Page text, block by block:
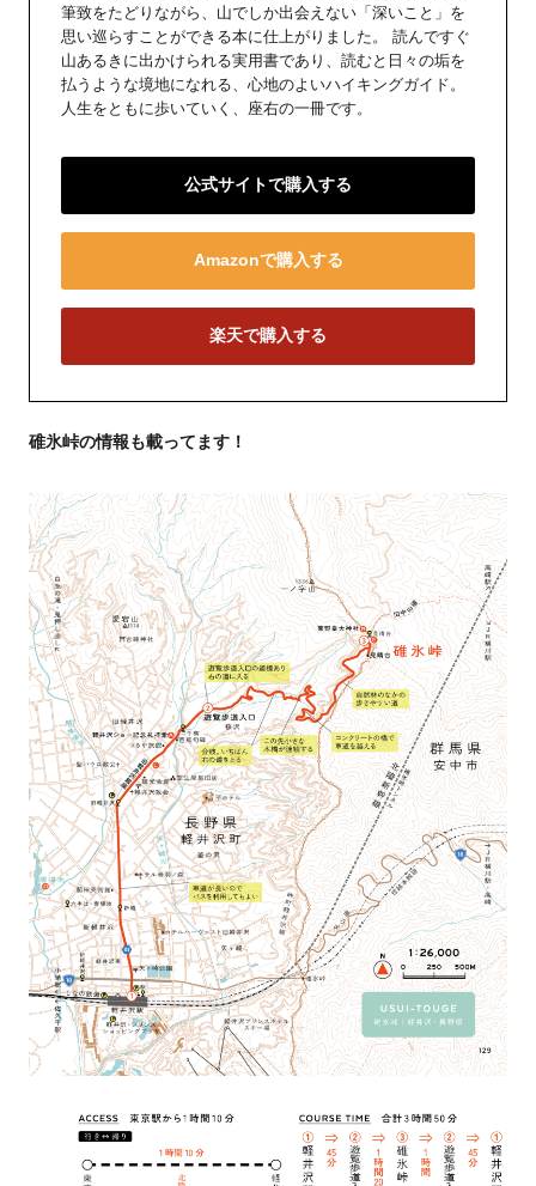
筆致をたどりながら、山でしか出会えない「深いこと」を
思い巡らすことができる本に仕上がりました。 読んですぐ
山あるきに出かけられる実用書であり、読むと日々の垢を
払うような境地になれる、心地のよいハイキングガイド。
人生をともに歩いていく、座右の一冊です。
公式サイトで購入する
Amazonで購入する
楽天で購入する
碓氷峠の情報も載ってます！